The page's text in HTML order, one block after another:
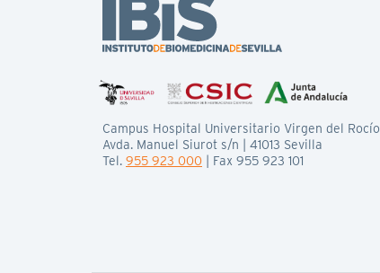
Campus Hospital Universitario Virgen del Rocío
Avda. Manuel Siurot s/n | 41013 Sevilla
Tel. 955 923 000 | Fax 955 923 101